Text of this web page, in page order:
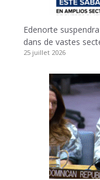
Edenorte
dans de vastes
25 juillet 2026